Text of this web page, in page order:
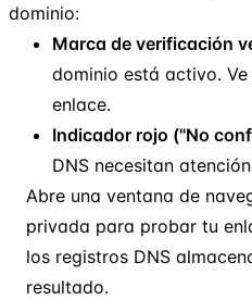
dominio:
Marca de verificación
dominio está activo.
enlace.
Indicador rojo ("No
DNS necesitan
Abre una ventana de
privada para probar tu
los registros DNS
resultado.